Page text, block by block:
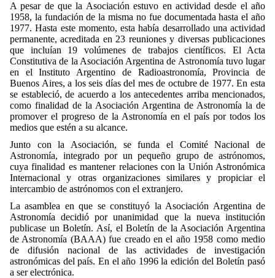
A pesar de que la Asociación estuvo en actividad desde el año
1958, la fundación de la misma no fue documentada hasta el año
1977. Hasta este momento, esta había desarrollado una actividad
permanente, acreditada en 23 reuniones y diversas publicaciones
que incluían 19 volúmenes de trabajos científicos. El Acta
Constitutiva de la Asociación Argentina de Astronomía tuvo lugar
en el Instituto Argentino de Radioastronomía, Provincia de
Buenos Aires, a los seis días del mes de octubre de 1977. En esta
se estableció, de acuerdo a los antecedentes arriba mencionados,
como finalidad de la Asociación Argentina de Astronomía la de
promover el progreso de la Astronomía en el país por todos los
medios que estén a su alcance.
Junto con la Asociación, se funda el Comité Nacional de
Astronomía, integrado por un pequeño grupo de astrónomos,
cuya finalidad es mantener relaciones con la Unión Astronómica
Internacional y otras organizaciones similares y propiciar el
intercambio de astrónomos con el extranjero.
La asamblea en que se constituyó la Asociación Argentina de
Astronomía decidió por unanimidad que la nueva institución
publicase un Boletín. Así, el Boletín de la Asociación Argentina
de Astronomía (BAAA) fue creado en el año 1958 como medio
de difusión nacional de las actividades de investigación
astronómicas del país. En el año 1996 la edición del Boletín pasó
a ser electrónica.